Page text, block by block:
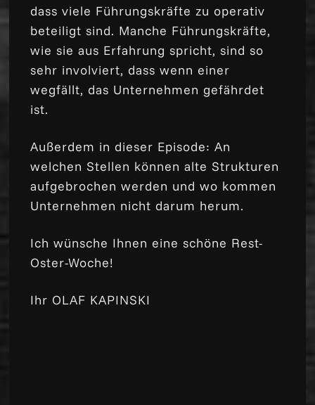
dass viele Führungskräfte zu operativ
beteiligt sind. Manche Führungskräfte,
wie sie aus Erfahrung spricht, sind so
sehr involviert, dass wenn einer
wegfällt, das Unternehmen gefährdet
ist.
Außerdem in dieser Episode: An
welchen Stellen können alte Strukturen
aufgebrochen werden und wo kommen
Unternehmen nicht darum herum.
Ich wünsche Ihnen eine schöne Rest-
Oster-Woche!
Ihr OLAF KAPINSKI